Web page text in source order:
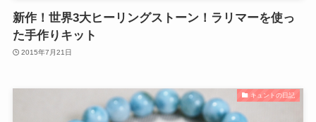
新作！世界3大ヒーリングストーン！ラリマーを使っ
た手作りキット
2015年7月21日
キュントの日記